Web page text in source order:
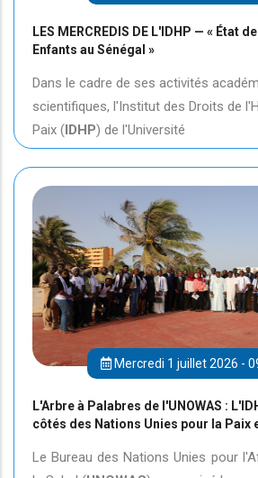
LES MERCREDIS DE L'IDHP — « État
Enfants au Sénégal »
Dans le cadre de ses activités
scientifiques, l'Institut des Droits de
Paix (IDHP) de l'Université
Mercredi 1 juillet 2026 -
L'Arbre à Palabres de l'UNOWAS :
côtés des Nations Unies pour la Paix
Le Bureau des Nations Unies pour